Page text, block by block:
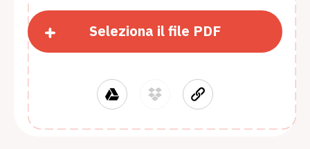
Seleziona il file PDF